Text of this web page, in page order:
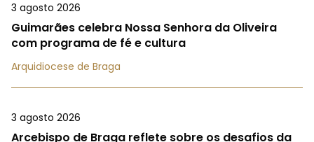
3 agosto 2026
Guimarães celebra Nossa Senhora da Oliveira
com programa de fé e cultura
Arquidiocese de Braga
3 agosto 2026
Arcebispo de Braga reflete sobre os desafios da